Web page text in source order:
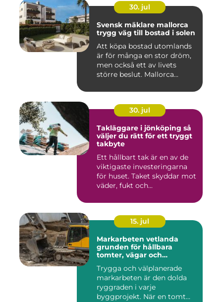
30. jul
Svensk mäklare mallorca
trygg väg till bostad i solen
Att köpa bostad utomlands
är för många en stor dröm,
men också ett av livets
större beslut. Mallorca...
30. jul
Takläggare i jönköping så
väljer du rätt för ett tryggt
takbyte
Ett hållbart tak är en av de
viktigaste investeringarna
för huset. Taket skyddar mot
väder, fukt och...
15. jul
Markarbeten vetlanda
grunden för hållbara
tomter, vägar och
Trygga och välplanerade
markarbeten är den dolda
ryggraden i varje
byggprojekt. När en tomt